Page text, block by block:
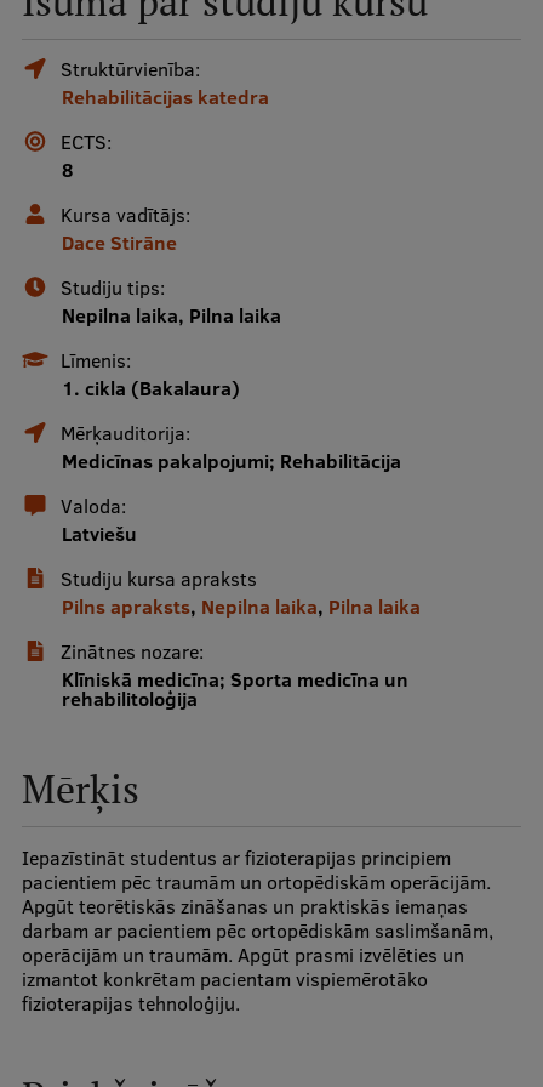
Mobile
galvenā
izvēlne
Studiju iespējas
Pamatstudiju programmas
Maģistra studiju programmas
Doktorantūra
Rezidentūra
Uzņemšana
Praktiska informācija
Par RSU
Studentu dzīve
Studiju norises vietas
Fakultātes
Stratēģija
Vēsture un tradīcijas
Identitāte
RSU fonds
Muzeji un ekspozīcijas
Struktūrvienība:
Rehabilitācijas katedra
ECTS:
8
Kursa vadītājs:
Dace Stirāne
Studiju tips:
Nepilna laika, Pilna laika
Līmenis:
1. cikla (Bakalaura)
Mērķauditorija:
Medicīnas pakalpojumi; Rehabilitācija
Valoda:
Latviešu
Studiju kursa apraksts
Pilns apraksts, Nepilna laika, Pilna laika
Zinātnes nozare:
Klīniskā medicīna; Sporta medicīna un
rehabilitoloģija
Mērķis
Iepazīstināt studentus ar fizioterapijas principiem
pacientiem pēc traumām un ortopēdiskām operācijām.
Apgūt teorētiskās zināšanas un praktiskās iemaņas
darbam ar pacientiem pēc ortopēdiskām saslimšanām,
operācijām un traumām. Apgūt prasmi izvēlēties un
izmantot konkrētam pacientam vispiemērotāko
fizioterapijas tehnoloģiju.